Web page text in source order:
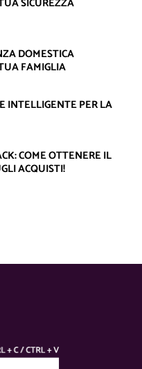
DOMESTICA
FAMIGLIA
INTELLIGENTE PER LA
COME OTTENERE IL
ACQUISTI!